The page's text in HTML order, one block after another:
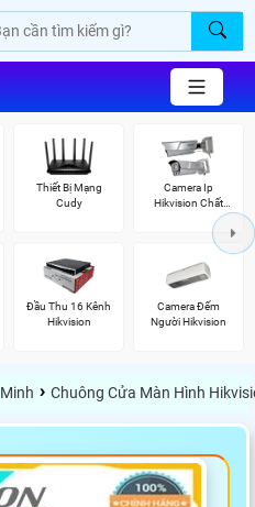
Thiết Bị Mạng
Cudy
Camera Ip
Hikvision Chất
Đầu Thu 16 Kênh
Hikvision
Camera Đếm
Người Hikvision
› Chuông Cửa Màn Hình